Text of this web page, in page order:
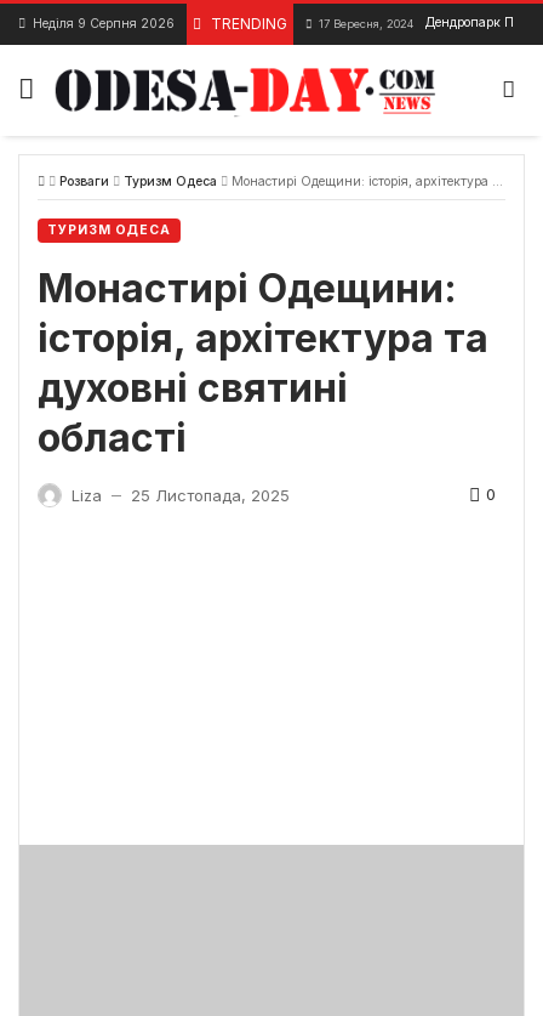
Skip
content
Неділя 9 Серпня 2026 TRENDING 17 Вересня, 2024 Дендропарк
Розваги Туризм Одеса Монастирі Одещини: історія, архітектура та духовні святині області
ТУРИЗМ ОДЕСА
Монастирі Одещини:
історія, архітектура та
духовні святині
області
Liza — 25 Листопада, 2025 0